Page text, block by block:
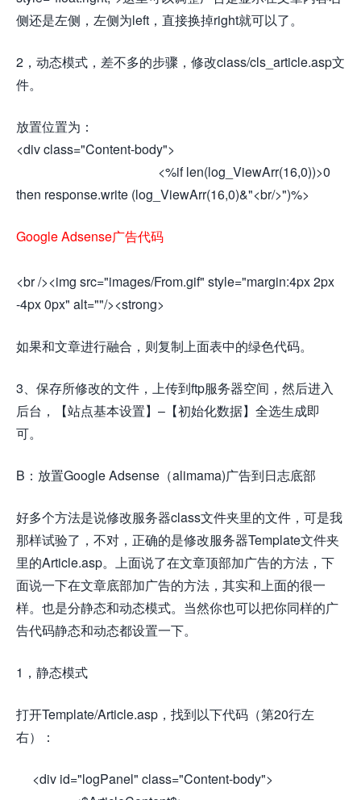
侧还是左侧，左侧为left，直接换掉right就可以了。
2，动态模式，差不多的步骤，修改class/cls_article.asp文
件。
放置位置为：
<div class="Content-body">
<%if len(log_ViewArr(16,0))>0
then response.write (log_ViewArr(16,0)&"<br/>")%>
Google Adsense广告代码
<br /><img src="images/From.gif" style="margin:4px 2px
-4px 0px" alt=""/><strong>
如果和文章进行融合，则复制上面表中的绿色代码。
3、保存所修改的文件，上传到ftp服务器空间，然后进入
后台，【站点基本设置】–【初始化数据】全选生成即
可。
B：放置Google Adsense（alimama)广告到日志底部
好多个方法是说修改服务器class文件夹里的文件，可是我
那样试验了，不对，正确的是修改服务器Template文件夹
里的Article.asp。上面说了在文章顶部加广告的方法，下
面说一下在文章底部加广告的方法，其实和上面的很一
样。也是分静态和动态模式。当然你也可以把你同样的广
告代码静态和动态都设置一下。
1，静态模式
打开Template/Article.asp，找到以下代码（第20行左
右）：
<div id="logPanel" class="Content-body">